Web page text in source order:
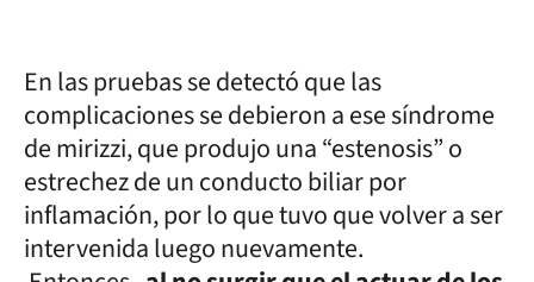
En las pruebas se detectó que las
complicaciones se debieron a ese síndrome
de mirizzi, que produjo una “estenosis” o
estrechez de un conducto biliar por
inflamación, por lo que tuvo que volver a ser
intervenida luego nuevamente.